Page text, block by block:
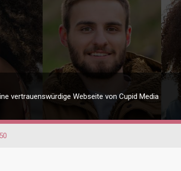
vertrauenswürdige Webseite von Cupid Media